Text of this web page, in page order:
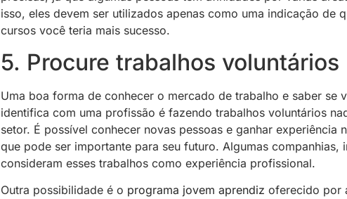
isso, eles devem ser utilizados apenas como uma indicação de
cursos você teria mais sucesso.
5. Procure trabalhos voluntários
Uma boa forma de conhecer o mercado de trabalho e saber se
identifica com uma profissão é fazendo trabalhos voluntários
setor. É possível conhecer novas pessoas e ganhar experiência
que pode ser importante para seu futuro. Algumas companhias,
consideram esses trabalhos como experiência profissional.
Outra possibilidade é o programa jovem aprendiz oferecido por